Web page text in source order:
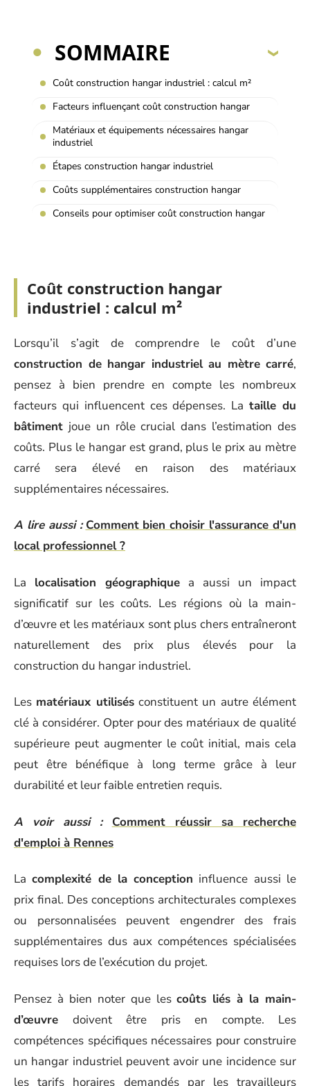
SOMMAIRE
Coût construction hangar industriel : calcul m²
Facteurs influençant coût construction hangar
Matériaux et équipements nécessaires hangar
industriel
Étapes construction hangar industriel
Coûts supplémentaires construction hangar
Conseils pour optimiser coût construction hangar
Coût construction hangar
industriel : calcul m²
Lorsqu’il s’agit de comprendre le coût d’une
construction de hangar industriel au mètre carré,
pensez à bien prendre en compte les nombreux
facteurs qui influencent ces dépenses. Lataille du
bâtiment joue un rôle crucial dans l’estimation des
coûts. Plus le hangar est grand, plus le prix au mètre
carré sera élevé en raison des matériaux
supplémentaires nécessaires.
A lire aussi : Comment bien choisir l'assurance d'un
local professionnel ?
La localisation géographique a aussi un impact
significatif sur les coûts. Les régions où la main-
d’œuvre et les matériaux sont plus chers entraîneront
naturellement des prix plus élevés pour la
construction du hangar industriel.
Les matériaux utilisésconstituent un autre élément
clé à considérer. Opter pour des matériaux de qualité
supérieure peut augmenter le coût initial, mais cela
peut être bénéfique à long terme grâce à leur
durabilité et leur faible entretien requis.
A voir aussi :
Comment réussir sa recherche
d'emploi à Rennes
Lacomplexité de la conception influence aussi le
prix final. Des conceptions architecturales complexes
ou personnalisées peuvent engendrer des frais
supplémentaires dus aux compétences spécialisées
requises lors de l’exécution du projet.
Pensez à bien noter que lescoûts liés à la main-
d’œuvre doivent être pris en compte. Les
compétences spécifiques nécessaires pour construire
un hangar industriel peuvent avoir une incidence sur
les tarifs horaires demandés par les travailleurs